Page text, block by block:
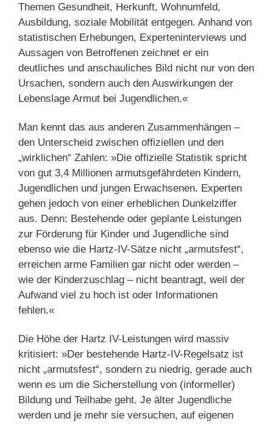
Themen Gesundheit, Herkunft, Wohnumfeld,
Ausbildung, soziale Mobilität entgegen. Anhand von
statistischen Erhebungen, Experteninterviews und
Aussagen von Betroffenen zeichnet er ein
deutliches und anschauliches Bild nicht nur von den
Ursachen, sondern auch den Auswirkungen der
Lebenslage Armut bei Jugendlichen.«
Man kennt das aus anderen Zusammenhängen –
den Unterscheid zwischen offiziellen und den
„wirklichen“ Zahlen: »Die offizielle Statistik spricht
von gut 3,4 Millionen armutsgefährdeten Kindern,
Jugendlichen und jungen Erwachsenen. Experten
gehen jedoch von einer erheblichen Dunkelziffer
aus. Denn: Bestehende oder geplante Leistungen
zur Förderung für Kinder und Jugendliche sind
ebenso wie die Hartz-IV-Sätze nicht „armutsfest“,
erreichen arme Familien gar nicht oder werden –
wie der Kinderzuschlag – nicht beantragt, weil der
Aufwand viel zu hoch ist oder Informationen
fehlen.«
Die Höhe der Hartz IV-Leistungen wird massiv
kritisiert: »Der bestehende Hartz-IV-Regelsatz ist
nicht „armutsfest“, sondern zu niedrig, gerade auch
wenn es um die Sicherstellung von (informeller)
Bildung und Teilhabe geht. Je älter Jugendliche
werden und je mehr sie versuchen, auf eigenen